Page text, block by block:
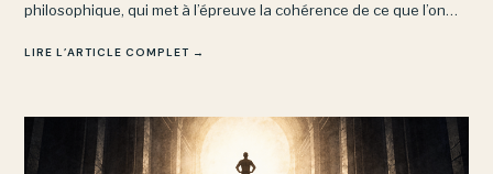
philosophique, qui met à l’épreuve la cohérence de ce que l’on
LIRE L’ARTICLE COMPLET →